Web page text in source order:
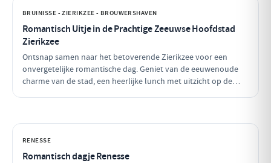
BRUINISSE - ZIERIKZEE - BROUWERSHAVEN
Romantisch Uitje in de Prachtige Zeeuwse Hoofdstad
Zierikzee
Ontsnap samen naar het betoverende Zierikzee voor een
onvergetelijke romantische dag. Geniet van de eeuwenoude
charme van de stad, een heerlijke lunch met uitzicht op de
RENESSE
Romantisch dagje Renesse